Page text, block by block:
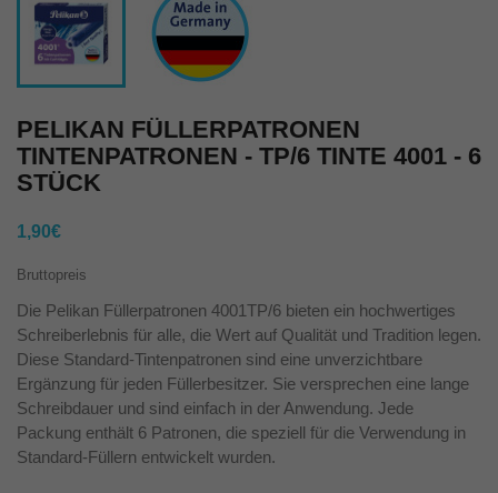
PELIKAN FÜLLERPATRONEN
TINTENPATRONEN - TP/6 TINTE 4001 - 6
STÜCK
1,90€
Bruttopreis
Die Pelikan Füllerpatronen 4001TP/6 bieten ein hochwertiges
Schreiberlebnis für alle, die Wert auf Qualität und Tradition legen.
Diese Standard-Tintenpatronen sind eine unverzichtbare
Ergänzung für jeden Füllerbesitzer. Sie versprechen eine lange
Schreibdauer und sind einfach in der Anwendung. Jede
Packung enthält 6 Patronen, die speziell für die Verwendung in
Standard-Füllern entwickelt wurden.